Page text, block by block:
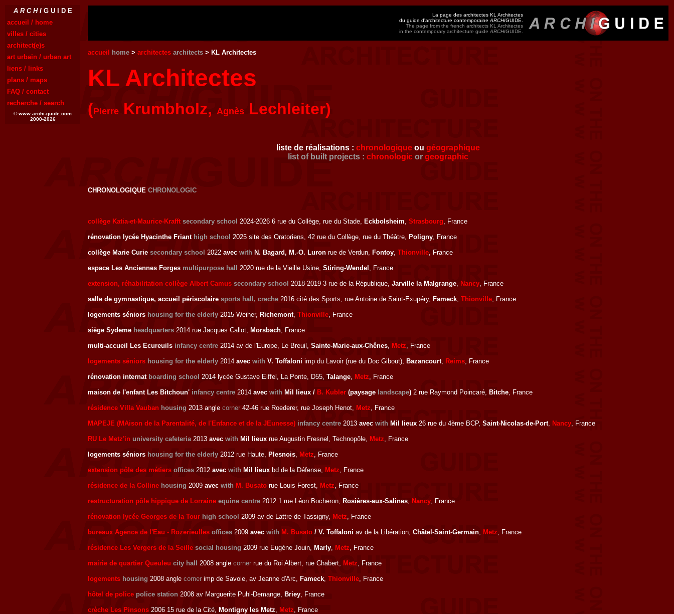
A R C H IG U I D E
accueil / home
villes / cities
architect(e)s
art urbain / urban art
liens / links
plans / maps
FAQ / contact
recherche / search
© www.archi-guide.com
2000-2026
La page des architectes KL Architectes
du guide d'architecture contemporaine ARCHIGUIDE.
The page from the french architects KL Architectes
in the contemporary architecture guide ARCHIGUIDE.
accueil home > architectes architects > KL Architectes
KL Architectes
(Pierre Krumbholz, Agnès Lechleiter)
liste de réalisations : chronologique ou géographique
list of built projects : chronologic or geographic
CHRONOLOGIQUE CHRONOLOGIC
collège Katia-et-Maurice-Krafft secondary school 2024-2026 6 rue du Collège, rue du Stade, Eckbolsheim, Strasbourg, France
rénovation lycée Hyacinthe Friant high school 2025 site des Oratoriens, 42 rue du Collège, rue du Théâtre, Poligny, France
collège Marie Curie secondary school 2022 avec with N. Bagard, M.-O. Luron rue de Verdun, Fontoy, Thionville, France
espace Les Anciennes Forges multipurpose hall 2020 rue de la Vieille Usine, Stiring-Wendel , France
extension, réhabilitation collège Albert Camus secondary school 2018-2019 3 rue de la République, Jarville la Malgrange, Nancy, France
salle de gymnastique, accueil périscolaire sports hall, creche 2016 cité des Sports, rue Antoine de Saint-Exupéry, Fameck, Thionville, France
logements séniors housing for the elderly 2015 Weiher, Richemont, Thionville, France
siège Sydeme headquarters 2014 rue Jacques Callot, Morsbach, France
multi-accueil Les Ecureuils infancy centre 2014 av de l'Europe, Le Breuil, Sainte-Marie-aux-Chênes, Metz, France
logements séniors housing for the elderly 2014 avec with V. Toffaloni imp du Lavoir (rue du Doc Gibout), Bazancourt, Reims, France
rénovation internat boarding school 2014 lycée Gustave Eiffel, La Ponte, D55, Talange, Metz, France
maison de l'enfant Les Bitchoun' infancy centre 2014 avec with Mil lieux / B. Kubler (paysage landscape) 2 rue Raymond Poincaré, Bitche, France
résidence Villa Vauban housing 2013 angle corner 42-46 rue Roederer, rue Joseph Henot, Metz, France
MAPEJE (MAison de la Parentalité, de l'Enfance et de la JEunesse) infancy centre 2013 avec with Mil lieux 26 rue du 4ème BCP, Saint-Nicolas-de-Port, Nancy, France
RU Le Metz'in university cafeteria2013 avec with Mil lieux rue Augustin Fresnel, Technopôle, Metz, France
logements séniors housing for the elderly 2012 rue Haute, Plesnois, Metz, France
extension pôle des métiers offices 2012 avec with Mil lieux bd de la Défense, Metz, France
résidence de la Colline housing 2009 avec with M. Busato rue Louis Forest, Metz, France
restructuration pôle hippique de Lorraine equine centre 2012 1 rue Léon Bocheron, Rosières-aux-Salines, Nancy, France
rénovation lycée Georges de la Tour high school 2009 av de Lattre de Tassigny, Metz, France
bureaux Agence de l'Eau - Rozerieulles offices 2009 avec with M. Busato / V. Toffaloni av de la Libération, Châtel-Saint-Germain, Metz, France
résidence Les Vergers de la Seille social housing 2009 rue Eugène Jouin, Marly, Metz, France
mairie de quartier Queuleu city hall 2008 angle corner rue du Roi Albert, rue Chabert, Metz, France
logements housing 2008 angle corner imp de Savoie, av Jeanne d'Arc, Fameck, Thionville, France
hôtel de police police station 2008 av Marguerite Puhl-Demange, Briey, France
crèche Les Pinsons 2006 15 rue de la Cité, Montigny les Metz, Metz, France